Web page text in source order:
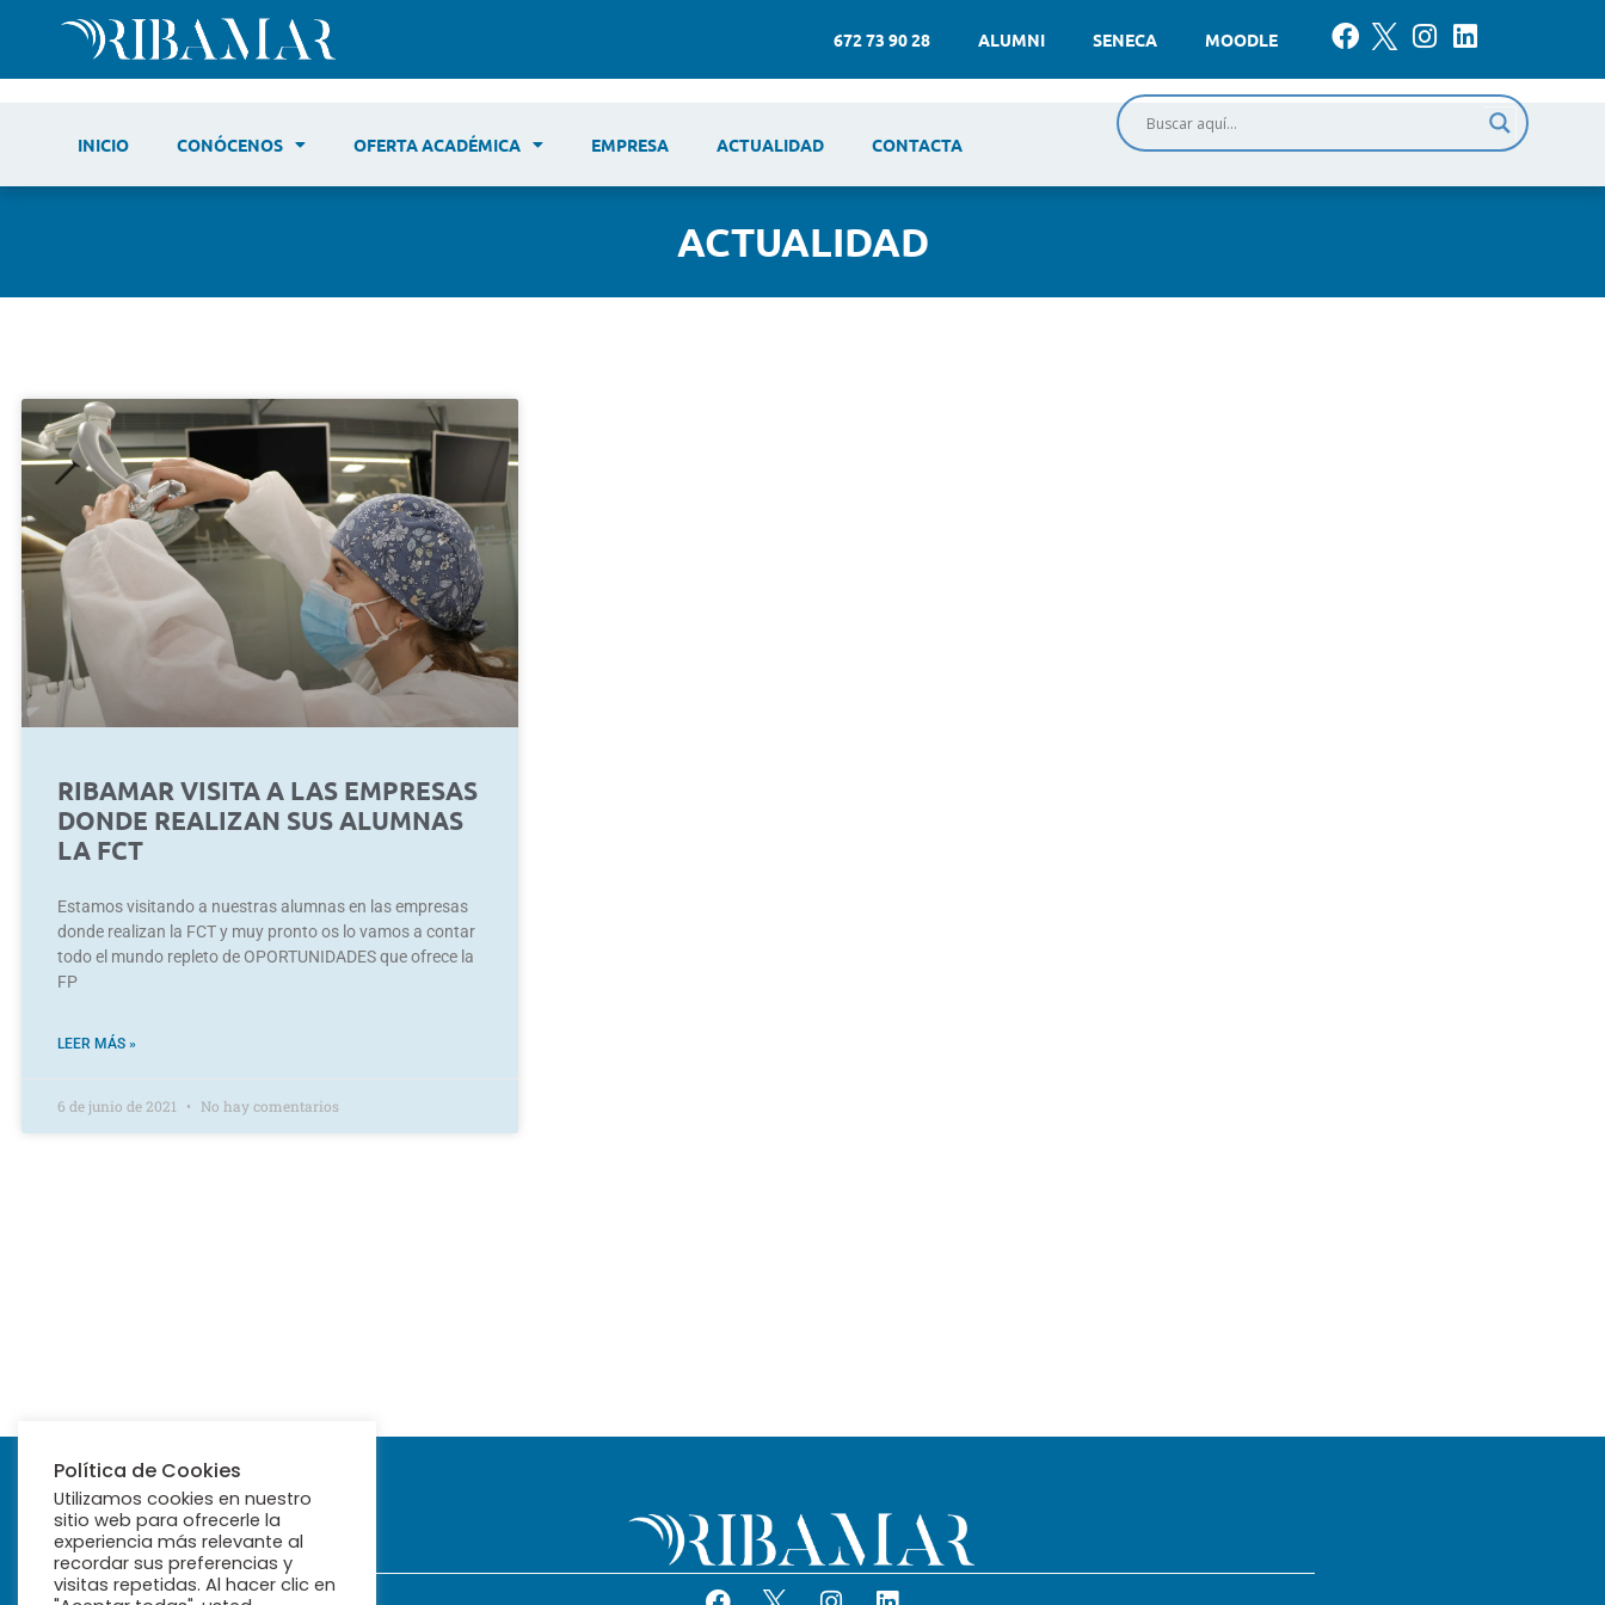
672 73 90 28 ALUMNI SENECA MOODLE
INICIO CONÓCENOS OFERTA ACADÉMICA EMPRESA ACTUALIDAD CONTACTA
ACTUALIDAD
RIBAMAR VISITA A LAS EMPRESAS
DONDE REALIZAN SUS ALUMNAS
LA FCT
Estamos visitando a nuestras alumnas en las empresas
donde realizan la FCT y muy pronto os lo vamos a contar
todo el mundo repleto de OPORTUNIDADES que ofrece la
FP
LEER MÁS »
6 de junio de 2021 No hay comentarios
Política de Cookies
Utilizamos cookies en nuestro
sitio web para ofrecerle la
experiencia más relevante al
recordar sus preferencias y
visitas repetidas. Al hacer clic en